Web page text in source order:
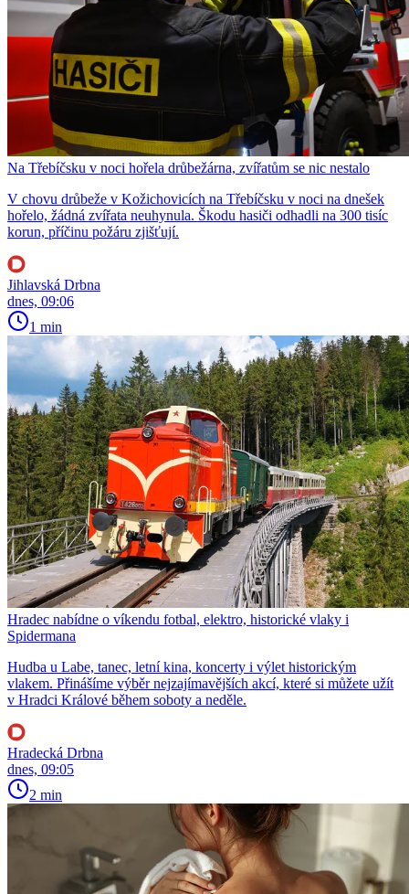
Na Třebíčsku v noci hořela drůbežárna, zvířatům se nic nestalo
V chovu drůbeže v Kožichovicích na Třebíčsku v noci na dnešek
hořelo, žádná zvířata neuhynula. Škodu hasiči odhadli na 300 tisíc
korun, příčinu požáru zjišťují.
Jihlavská Drbna
dnes, 09:06
1 min
Hradec nabídne o víkendu fotbal, elektro, historické vlaky i
Spidermana
Hudba u Labe, tanec, letní kina, koncerty i výlet historickým
vlakem. Přinášíme výběr nejzajímavějších akcí, které si můžete užít
v Hradci Králové během soboty a neděle.
Hradecká Drbna
dnes, 09:05
2 min